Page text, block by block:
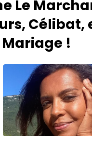
Le
Célibat,
Mariage !